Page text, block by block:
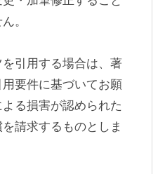
。
引用する場合は、著
要件に基づいてお願
る損害が認められた
請求するものとしま